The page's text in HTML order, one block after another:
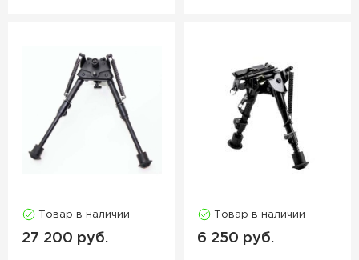
Товар в наличии
27 200 руб.
Товар в наличии
6 250 руб.